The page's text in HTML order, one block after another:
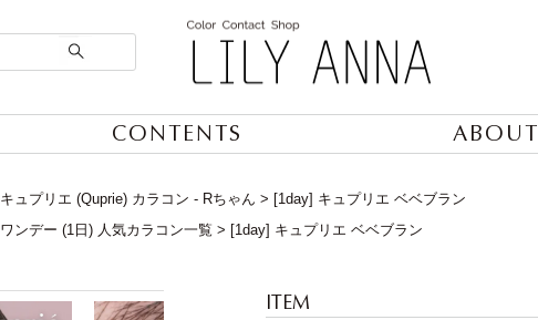
CONTENTS ABOUT
キュプリエ (Quprie) カラコン - Rちゃん
[1day] キュプリエ ベベブラン
ワンデー (1日) 人気カラコン一覧 [1day] キュプリエ ベベブラン